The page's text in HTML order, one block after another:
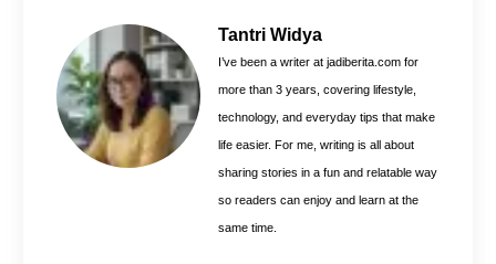
k
e
s
t
A
p
p
Tantri Widya
I’ve been a writer at jadiberita.com for
more than 3 years, covering lifestyle,
technology, and everyday tips that make
life easier. For me, writing is all about
sharing stories in a fun and relatable way
so readers can enjoy and learn at the
same time.